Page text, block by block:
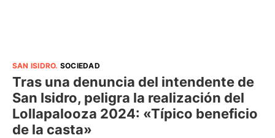
SAN ISIDRO. SOCIEDAD
Tras una denuncia del intendente de
San Isidro, peligra la realización del
Lollapalooza 2024: «Típico beneficio
de la casta»